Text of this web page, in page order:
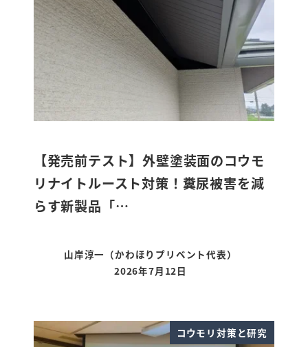
【発売前テスト】外壁塗装面のコウモ
リナイトルースト対策！糞尿被害を減
らす新製品「…
山岸淳一（かわほりプリベント代表）
更新日
2026年7月12日
コウモリ対策と研究